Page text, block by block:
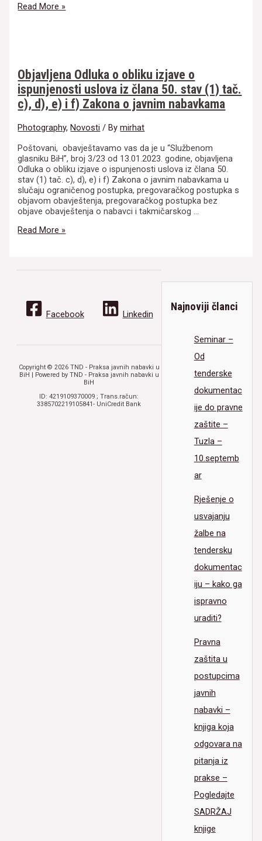
Informacija
i
dopune
Krivičnog
zakona
BiH
Read More »
Objavljena Odluka o obliku izjave o
ispunjenosti uslova iz člana 50. stav (1) tač.
c), d), e) i f) Zakona o javnim nabavkama
Photography,Novosti / Bymirhat
Poštovani, obavještavamo vas da je u “Službenom
glasniku BiH”, broj 3/23 od 13.01.2023. godine, objavljena
Odluka o obliku izjave o ispunjenosti uslova iz člana 50.
stav (1) tač. c), d), e) i f) Zakona o javnim nabavkama u
slučaju ograničenog postupka, pregovaračkog postupka s
objavom obavještenja, pregovaračkog postupka bez
objave obavještenja o nabavci i takmičarskog …
Objavljena
izjave
uslova
stav
tač.
c),
Read More »
Najnoviji članci
Seminar –
Od
tenderske
dokumentac
ije do pravne
zaštite –
Tuzla –
10.septemb
ar
Rješenje o
usvajanju
žalbe na
tendersku
dokumentac
iju – kako ga
ispravno
uraditi?
Pravna
zaštita u
postupcima
javnih
nabavki –
knjiga koja
odgovara na
pitanja iz
prakse –
Pogledajte
SADRŽAJ
knjige
Facebook Linkedin
Copyright © 2026 TND - Praksa javnih nabavki u
BiH | Powered by TND - Praksa javnih nabavki u
BiH
ID: 4219109370009 ; Trans.račun:
3385702219105841- UniCredit Bank